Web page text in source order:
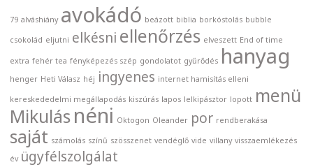
79 alváshiány avokádó beázott biblia borkóstolás bubble
csokolád eljutni elkésni ellenőrzés elveszett End of time
extra fehér tea fényképezés szép gondolatot gyűrődés hanyag
henger Heti Válasz héj ingyenes internet hamisítás elleni
kereskededelmi megállapodás kiszúrás lapos lelkipásztor lopott menü
Mikulásnéni Oktogon Oleander por rendberakása
saját számolás színű szösszenet vendéglő vide villany visszaemlékezés
év ügyfélszolgálat